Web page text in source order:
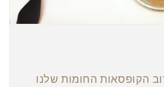
הקופסאות החומות שלנו